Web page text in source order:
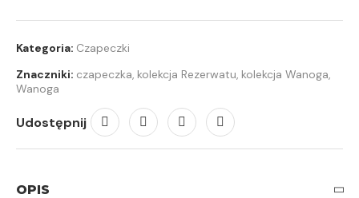
Kategoria: Czapeczki
Znaczniki: czapeczka, kolekcja Rezerwatu, kolekcja Wanoga,
Wanoga
Udostępnij
OPIS